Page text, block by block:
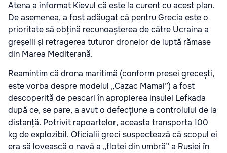
Atena a informat Kievul că este la curent cu acest plan.
De asemenea, a fost adăugat că pentru Grecia este o
prioritate să obțină recunoașterea de către Ucraina a
greșelii și retragerea tuturor dronelor de luptă rămase
din Marea Mediterană.
Reamintim că drona maritimă (conform presei grecești,
este vorba despre modelul „Cazac Mamai”) a fost
descoperită de pescari în apropierea insulei Lefkada
după ce, se pare, a avut o defecțiune a controlului de la
distanță. Potrivit rapoartelor, aceasta transporta 100
kg de explozibil. Oficialii greci suspectează că scopul ei
era să lovească o navă a „flotei din umbră” a Rusiei în